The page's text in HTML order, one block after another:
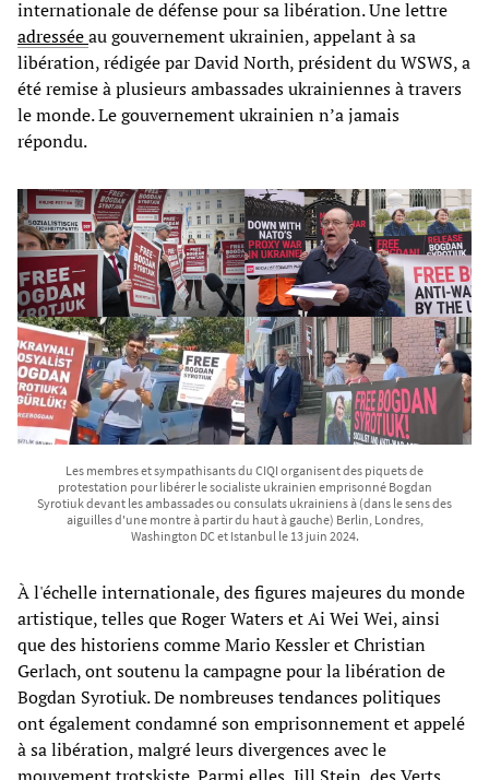
internationale de défense pour sa libération. Une lettre
adresséeau gouvernement ukrainien, appelant à sa
libération, rédigée par David North, président du WSWS, a
été remise à plusieurs ambassades ukrainiennes à travers
le monde. Le gouvernement ukrainien n’a jamais
répondu.
Les membres et sympathisants du CIQI organisent des piquets de
protestation pour libérer le socialiste ukrainien emprisonné Bogdan
Syrotiuk devant les ambassades ou consulats ukrainiens à (dans le sens des
aiguilles d'une montre à partir du haut à gauche) Berlin, Londres,
Washington DC et Istanbul le 13 juin 2024.
À l'échelle internationale, des figures majeures du monde
artistique, telles que Roger Waters et Ai Wei Wei, ainsi
que des historiens comme Mario Kessler et Christian
Gerlach, ont soutenu la campagne pour la libération de
Bogdan Syrotiuk. De nombreuses tendances politiques
ont également condamné son emprisonnement et appelé
à sa libération, malgré leurs divergences avec le
mouvement trotskiste. Parmi elles, Jill Stein, des Verts